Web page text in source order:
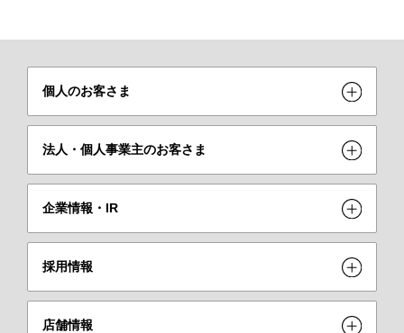
個人のお客さま
法人・個人事業主のお客さま
企業情報・IR
採用情報
店舗情報